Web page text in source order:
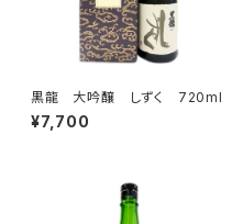
黒龍 大吟醸 しずく 720ml
¥7,700